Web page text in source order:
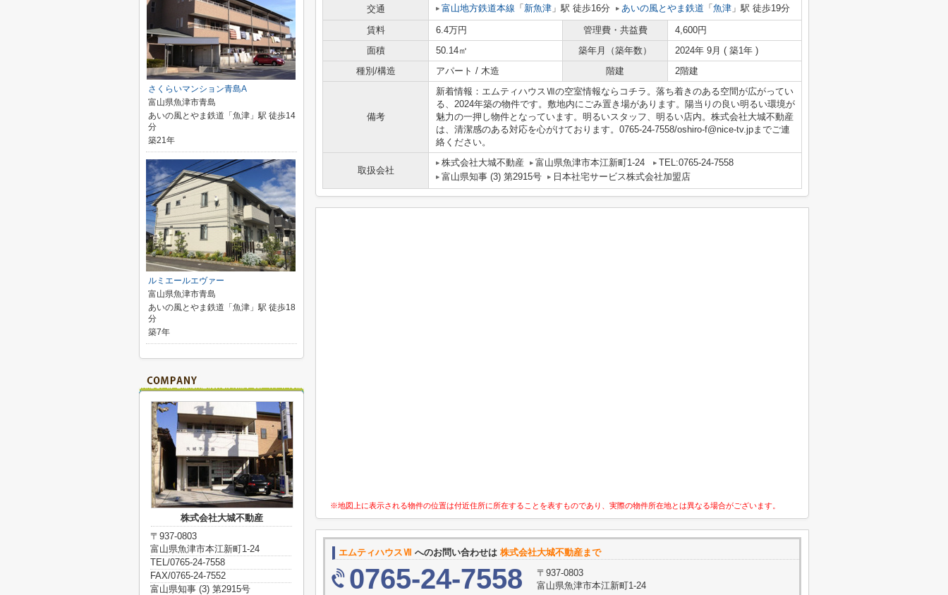
交通
富山地方鉄道本線 「 新魚津 」駅 徒歩16分 あいの風とやま鉄道 「 魚津 」駅 徒歩19分
賃料 6.4万円 管理費・共益費
4,600円
面積
50.14㎡ 築年月（築年数）
2024年 9月 ( 築1年 )
種別/構造
アパート / 木造 階建 2階建
備考
新着情報：エムティハウスⅦの空室情報ならコチラ。落ち着きのある空間が広がってい
る、2024年築の物件です。敷地内にごみ置き場があります。陽当りの良い明るい環境が
魅力の一押し物件となっています。明るいスタッフ、明るい店内。株式会社大城不動産
は、清潔感のある対応を心がけております。0765-24-7558/oshiro-f@nice-tv.jpまでご連
絡ください。
取扱会社
株式会社大城不動産 富山県魚津市本江新町1-24
TEL:0765-24-7558
富山県知事 (3) 第2915号
日本社宅サービス株式会社加盟店
※地図上に表示される物件の位置は付近住所に所在することを表すものであり、実際の物件所在地とは異なる場合がございます。
エムティハウスⅦ へのお問い合わせは 株式会社大城不動産まで
0765-24-7558
〒937-0803
富山県魚津市本江新町1-24
さくらいマンション青島A
富山県魚津市青島
あいの風とやま鉄道「魚津」駅 徒歩14
分
築21年
ルミエールエヴァー
富山県魚津市青島
あいの風とやま鉄道「魚津」駅 徒歩18
分
築7年
株式会社大城不動産
〒937-0803
富山県魚津市本江新町1-24
TEL/0765-24-7558
FAX/0765-24-7552
富山県知事 (3) 第2915号